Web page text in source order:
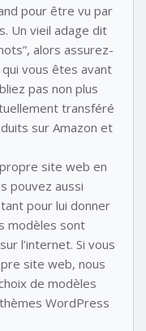
pour être vu par
Un vieil adage dit
alors assurez-
vous êtes avant
pas non plus
transféré
sur Amazon et
site web en
pouvez aussi
pour lui donner
modèles sont
l’internet. Si vous
site web, nous
de modèles
WordPress